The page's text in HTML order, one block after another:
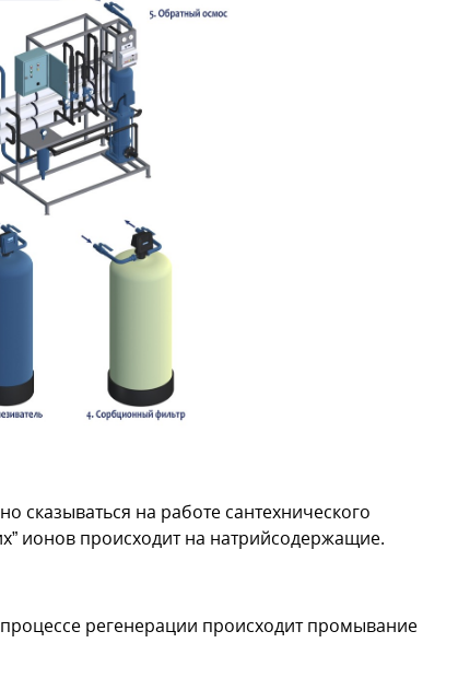
сказываться на работе сантехнического
ионов происходит на натрийсодержащие.
регенерации происходит промывание